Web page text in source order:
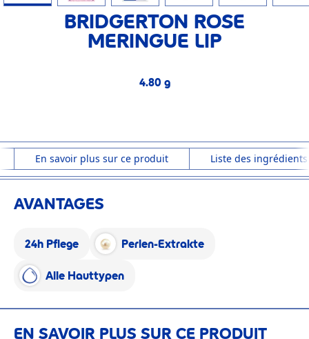
BRIDGERTON ROSE
MERINGUE LIP
4.80 g
En savoir plus sur ce produit Liste des ingrédients
AVANTAGES
24h Pflege Perlen-Extrakte
Alle Hauttypen
EN SAVOIR PLUS SUR CE PRODUIT